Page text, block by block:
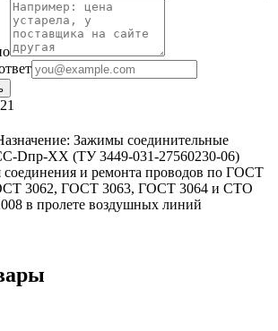
Зажимы соединительные
Dпр-ХХ (ТУ 3449-031-27560230-06)
соединения и ремонта проводов по ГОСТ
3062, ГОСТ 3063, ГОСТ 3064 и СТО
в пролете воздушных линий